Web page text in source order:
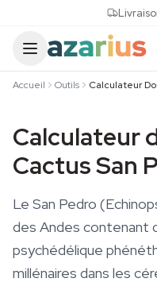
Accueil Outils Calculateur
Calculateur
Cactus San
Le San Pedro
des Andes contenant
psychédélique
millénaires dans les